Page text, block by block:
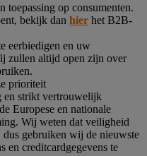
toepassing op consumenten.
bekijk dan hier het B2B-
eerbiedigen en uw
zullen altijd open zijn over
prioriteit
en strikt vertrouwelijk
Europese en nationale
Wij weten dat veiligheid
gebruiken wij de nieuwste
en creditcardgegevens te